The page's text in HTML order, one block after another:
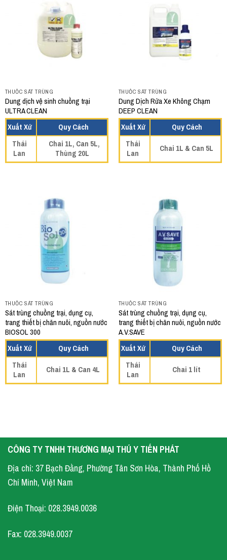
THUỐC SÁT TRÙNG
Dung dịch vệ sinh chuồng trại
ULTRA CLEAN
Xuất Xứ
Quy Cách
Thái
Lan
Chai 1L, Can 5L,
Thùng 20L
THUỐC SÁT TRÙNG
Dung Dịch Rửa Xe Không Chạm
DEEP CLEAN
Xuất Xứ
Quy Cách
Thái
Lan
Chai 1L & Can 5L
THUỐC SÁT TRÙNG
Sát trùng chuồng trại, dụng cụ,
trang thiết bị chăn nuôi, nguồn nước
BIOSOL 300
Xuất Xứ
Quy Cách
Thái
Lan
Chai 1L & Can 4L
THUỐC SÁT TRÙNG
Sát trùng chuồng trại, dụng cụ,
trang thiết bị chăn nuôi, nguồn nước
A.V.SAVE
Xuất Xứ
Quy Cách
Thái
Lan
Chai 1 lít
CÔNG TY TNHH THƯƠNG MẠI THÚ Y TIẾN PHÁT
Địa chỉ: 37 Bạch Đằng, Phường Tân Sơn Hòa, Thành Phố Hồ
Chí Minh, Việt Nam
Điện Thoại: 028.3949.0036
Fax: 028.3949.0037